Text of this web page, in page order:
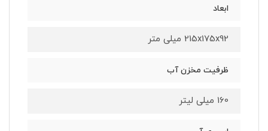
ابعاد
215x175x92 میلی متر
ظرفیت مخزن آب
160 میلی لیتر